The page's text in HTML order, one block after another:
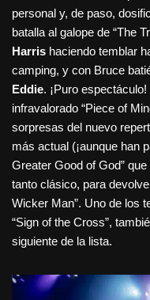
personal y, de paso,
batalla al galope de “The
Harris haciendo temblar
camping, y con Bruce
Eddie. ¡Puro
infravalorado “Piece of
sorpresas del nuevo
más actual (¡aunque han
Greater Good of God”
tanto clásico, para
Wicker Man”. Uno de los
“Sign of the Cross”,
siguiente de la lista.